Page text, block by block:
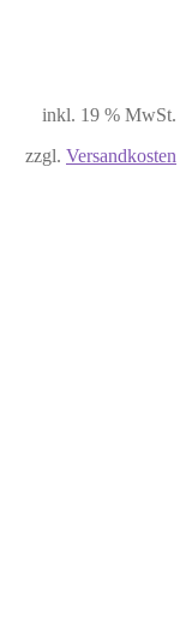
inkl. 19 % MwSt.
zzgl. Versandkosten